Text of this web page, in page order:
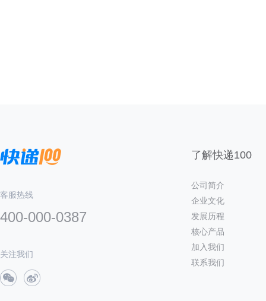
客服热线
400-000-0387
关注我们
了解快递100
公司简介
企业文化
发展历程
核心产品
加入我们
联系我们